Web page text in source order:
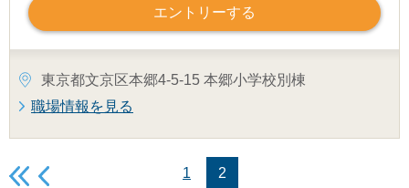
エントリーする
東京都文京区本郷4-5-15 本郷小学校別棟
職場情報を見る
1 2